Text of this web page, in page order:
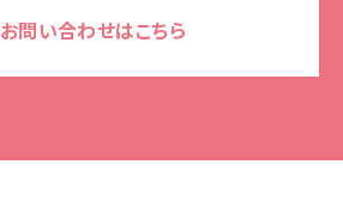
お問い合わせはこちら